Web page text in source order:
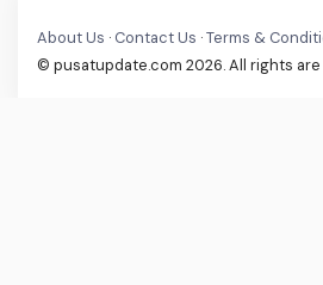
About Us · Contact Us ·Terms &
© pusatupdate.com 2026. All rights